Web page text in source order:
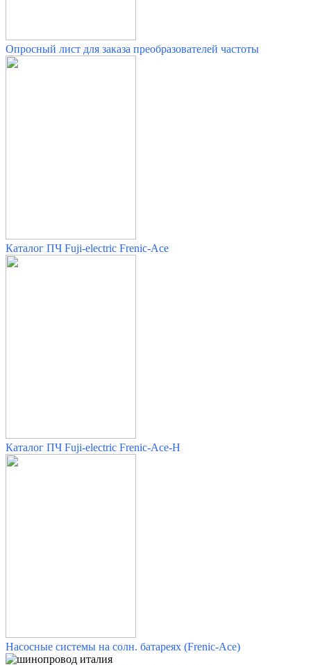
Опросный лист для заказа преобразователей частоты
Каталог ПЧ Fuji-electric Frenic-Ace
Каталог ПЧ Fuji-electric Frenic-Ace-H
Насосные системы на солн. батареях (Frenic-Ace)